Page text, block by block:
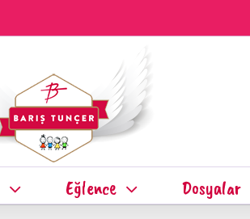
Eğlence Dosyalar